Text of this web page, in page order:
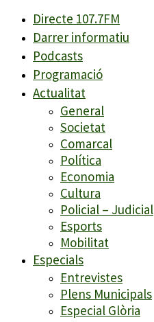
Directe 107.7FM
Darrer informatiu
Podcasts
Programació
Actualitat
General
Societat
Comarcal
Política
Economia
Cultura
Policial – Judicial
Esports
Mobilitat
Especials
Entrevistes
Plens Municipals
Especial Glòria